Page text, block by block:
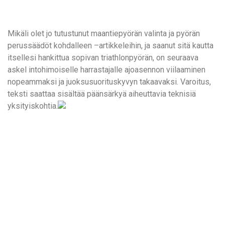
Mikäli olet jo tutustunut maantiepyörän valinta ja pyörän
perussäädöt kohdalleen –artikkeleihin, ja saanut sitä kautta
itsellesi hankittua sopivan triathlonpyörän, on seuraava
askel intohimoiselle harrastajalle ajoasennon viilaaminen
nopeammaksi ja juoksusuorituskyvyn takaavaksi. Varoitus,
teksti saattaa sisältää päänsärkyä aiheuttavia teknisiä
yksityiskohtia.